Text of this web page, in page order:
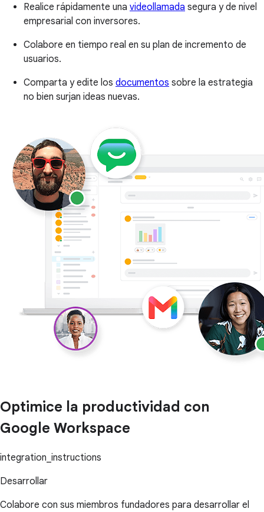
Realice rápidamente una videollamada segura y de nivel
empresarial con inversores.
Colabore en tiempo real en su plan de incremento de
usuarios.
Comparta y edite los documentos sobre la estrategia
no bien surjan ideas nuevas.
Optimice la productividad con
Google Workspace
integration_instructions
Desarrollar
Colabore con sus miembros fundadores para desarrollar el